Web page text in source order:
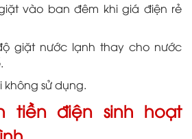
vào ban đêm khi giá điện rẻ
giặt nước lạnh thay cho nước
không sử dụng.
tiền điện sinh hoạt